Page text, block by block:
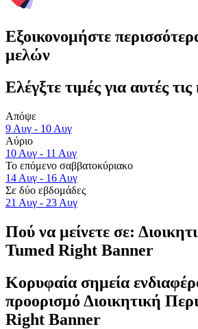
Εξοικονομήστε
μελών
Ελέγξτε τιμές για αυτές
Απόψε
9 Αυγ - 10 Αυγ
Αύριο
10 Αυγ - 11 Αυγ
Το επόμενο σαββατοκύριακο
14 Αυγ - 16 Αυγ
Σε δύο εβδομάδες
21 Αυγ - 23 Αυγ
Πού να μείνετε σε:
Tumed Right Banner
Κορυφαία σημεία
προορισμό Διοικητική
Right Banner